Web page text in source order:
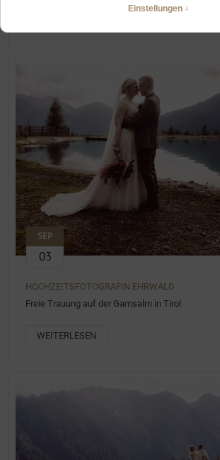
SEP
03
HOCHZEITSFOTOGRAFIN EHRWALD
Freie Trauung auf der Gamsalm in Tirol
WEITERLESEN